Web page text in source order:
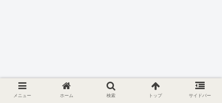
メニュー ホーム 検索 トップ サイドバー